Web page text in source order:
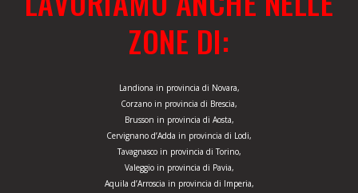
ZONE DI:
Landiona in provincia di Novara,
Corzano in provincia di Brescia,
Brusson in provincia di Aosta,
Cervignano d’Adda in provincia di Lodi,
Tavagnasco in provincia di Torino,
Valeggio in provincia di Pavia,
Aquila d’Arroscia in provincia di Imperia,